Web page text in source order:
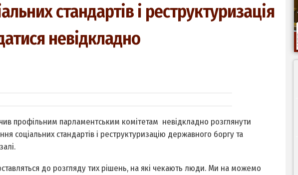
стандартів і реструктуризація
невідкладно
профільним парламентським комітетам невідкладно розглянути
соціальних стандартів і реструктуризацію державного боргу та
до розгляду тих рішень, на які чекають люди. Ми на можемо